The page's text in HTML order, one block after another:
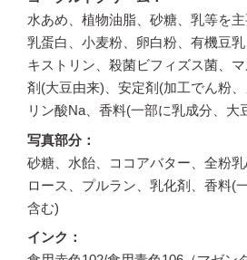
水あめ、植物油脂、砂糖、乳等を主
乳蛋白、小麦粉、卵白粉、有機豆
キストリン、殺菌ビフィズス菌、
剤(大豆由来)、安定剤(加工でん粉
リン酸Na、香料(一部に乳成分、大
写真部分
砂糖、水飴、ココアバター、全粉
ロース、プルラン、乳化剤、香料(
含む)
インク